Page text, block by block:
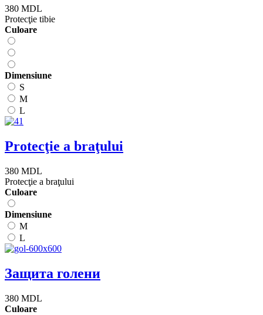
380 MDL
Protecţie tibie
Сuloare
Dimensiune
S
M
L
Protecţie a braţului
380 MDL
Protecţie a braţului
Сuloare
Dimensiune
M
L
Защита голени
380 MDL
Сuloare